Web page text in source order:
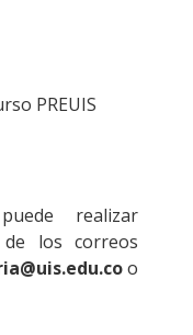
PREUIS
realizar
los correos
o